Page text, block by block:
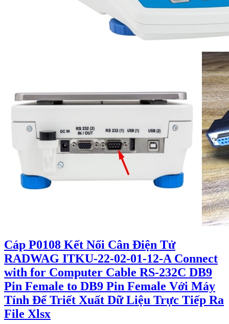
Cáp P0108 Kết Nối Cân Điện Tử
RADWAG ITKU-22-02-01-12-A Connect
with for Computer Cable RS-232C DB9
Pin Female to DB9 Pin Female Với Máy
Tính Để Triết Xuất Dữ Liệu Trực Tiếp Ra
File Xlsx